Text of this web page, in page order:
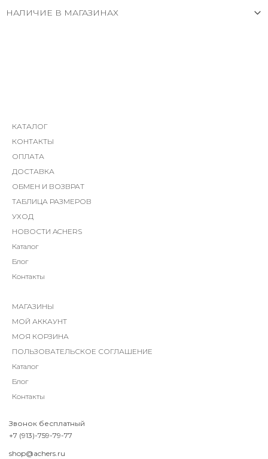
НАЛИЧИЕ В МАГАЗИНАХ
КАТАЛОГ
КОНТАКТЫ
ОПЛАТА
ДОСТАВКА
ОБМЕН И ВОЗВРАТ
ТАБЛИЦА РАЗМЕРОВ
УХОД
НОВОСТИ ACHERS
Каталог
Блог
Контакты
МАГАЗИНЫ
МОЙ АККАУНТ
МОЯ КОРЗИНА
ПОЛЬЗОВАТЕЛЬСКОЕ СОГЛАШЕНИЕ
Каталог
Блог
Контакты
Звонок бесплатный
+7 (913)-759-79-77
shop@achers.ru